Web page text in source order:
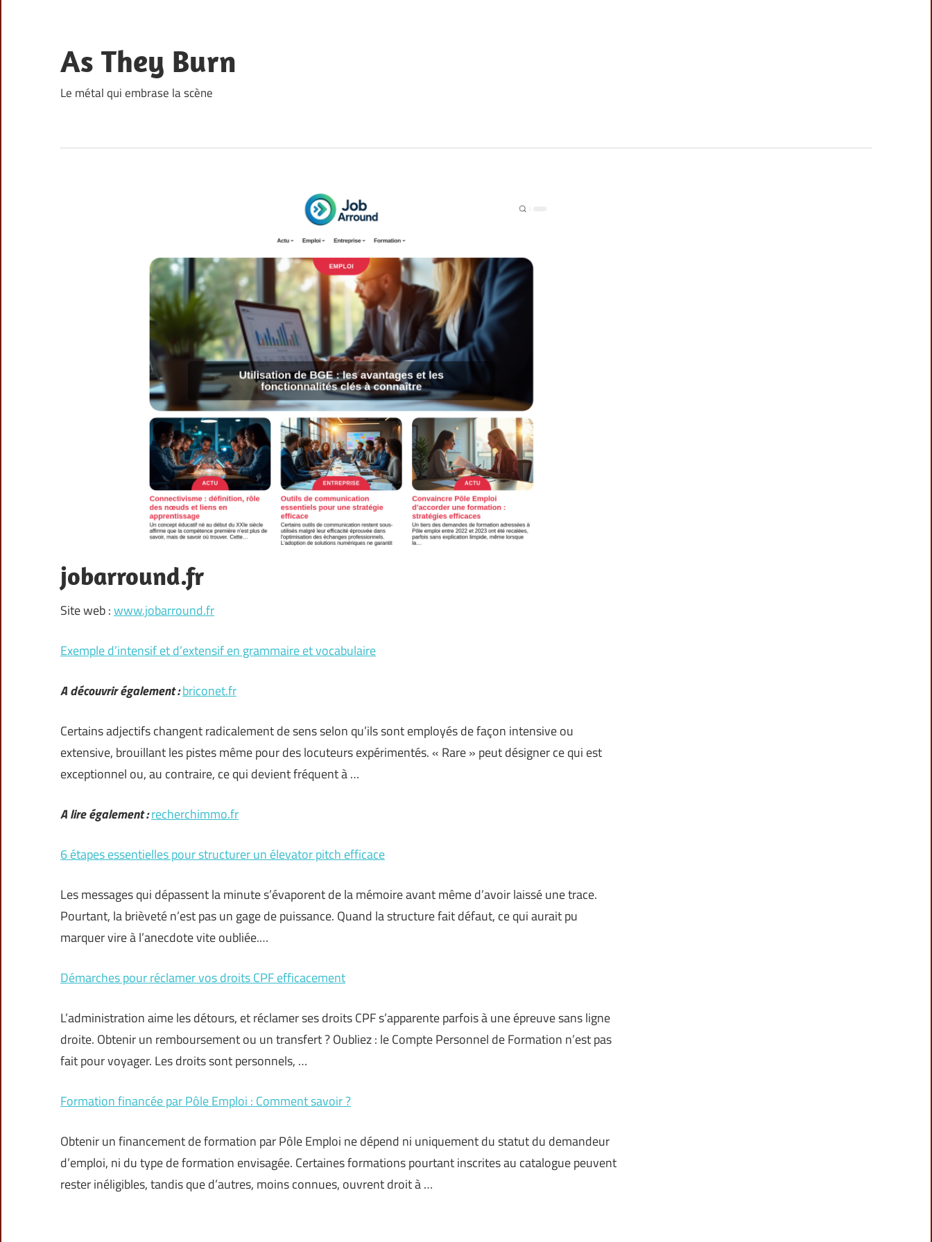
content
As They Burn
Le métal qui embrase la scène
jobarround.fr
Site web :www.jobarround.fr
Exemple d’intensif et d’extensif en grammaire et vocabulaire
A découvrir également :briconet.fr
Certains adjectifs changent radicalement de sens selon qu’ils sont employés de façon intensive ou
extensive, brouillant les pistes même pour des locuteurs expérimentés. « Rare » peut désigner ce qui est
exceptionnel ou, au contraire, ce qui devient fréquent à …
A lire également :recherchimmo.fr
6 étapes essentielles pour structurer un élevator pitch efficace
Les messages qui dépassent la minute s’évaporent de la mémoire avant même d’avoir laissé une trace.
Pourtant, la brièveté n’est pas un gage de puissance. Quand la structure fait défaut, ce qui aurait pu
marquer vire à l’anecdote vite oubliée.…
Démarches pour réclamer vos droits CPF efficacement
L’administration aime les détours, et réclamer ses droits CPF s’apparente parfois à une épreuve sans ligne
droite. Obtenir un remboursement ou un transfert ? Oubliez : le Compte Personnel de Formation n’est pas
fait pour voyager. Les droits sont personnels, …
Formation financée par Pôle Emploi : Comment savoir ?
Obtenir un financement de formation par Pôle Emploi ne dépend ni uniquement du statut du demandeur
d’emploi, ni du type de formation envisagée. Certaines formations pourtant inscrites au catalogue peuvent
rester inéligibles, tandis que d’autres, moins connues, ouvrent droit à …